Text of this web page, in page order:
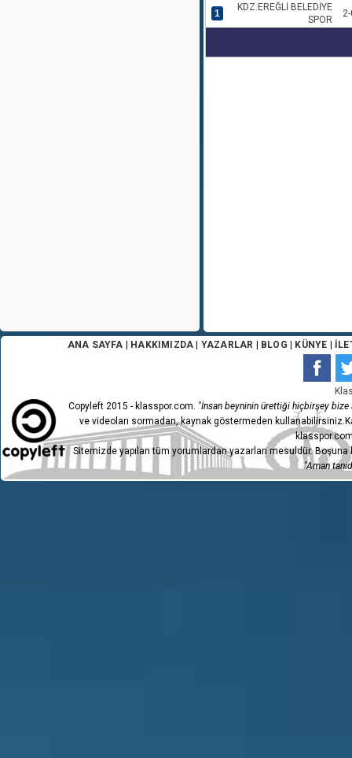
1
KDZ.EREĞLİ BELEDİYE
SPOR
ANA SAYFA HAKKIMIZDA YAZARLAR BLOG KÜNYE
Copyleft 2015 - klasspor.com. "İnsan beyninin ürettiği hiçbirşey bize
ve videoları sormadan, kaynak göstermeden
Sitemizde yapılan tüm yorumlardan yazarları mesuldür.
"Aman